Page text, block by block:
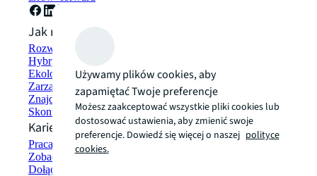
Jak możemy pomóc?
Rozwiązania w zakresie zrównoważonego rozwoju
Hybrydowe rozwiązania w zakresie przestrzeni roboczej
Ekologiczne budownictwo i wynajem
Zarządzanie portfelem
Znajdź i wynajmij przestrzeń
Skontaktuj się z nami
Kariera
Praca w JLL
Zobacz oferty pracy
Dołącz do sieci talentów
Używamy plików cookies, aby
zapamiętać Twoje preferencje
Możesz zaakceptować wszystkie pliki cookies lub
dostosować ustawienia, aby zmienić swoje
preferencje. Dowiedź się więcej o naszej polityce
cookies.